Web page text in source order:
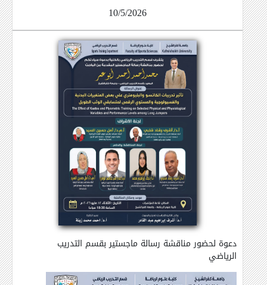
10/5/2026
الرياضي